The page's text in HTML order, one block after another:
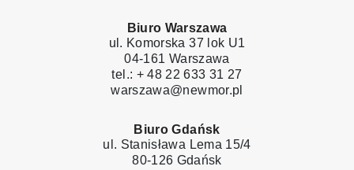
Biuro Warszawa
ul. Komorska 37 lok U1
04-161 Warszawa
tel.: + 48 22 633 31 27
warszawa@newmor.pl
Biuro Gdańsk
ul. Stanisława Lema 15/4
80-126 Gdańsk